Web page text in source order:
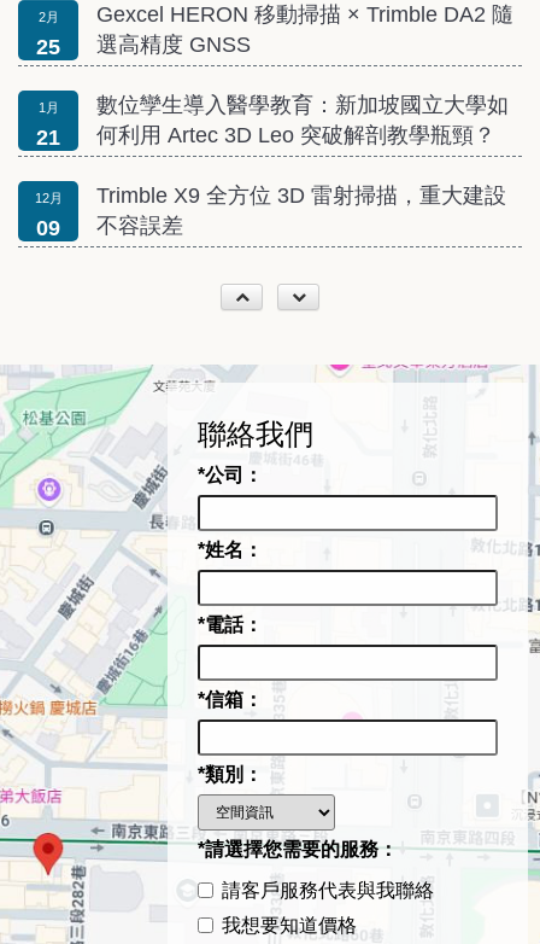
2月
25
Gexcel HERON 移動掃描 × Trimble DA2 隨
選高精度 GNSS
1月
21
數位孿生導入醫學教育：新加坡國立大學如
何利用 Artec 3D Leo 突破解剖教學瓶頸？
12月
09
Trimble X9 全方位 3D 雷射掃描，重大建設
不容誤差
聯絡我們
*公司：
*姓名：
*電話：
*信箱：
*類別：
*請選擇您需要的服務：
請客戶服務代表與我聯絡
我想要知道價格